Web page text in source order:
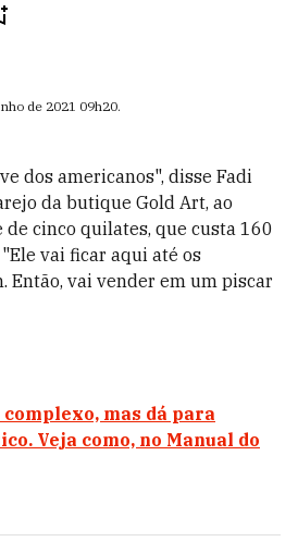
de 2021 09h20.
dos americanos", disse Fadi
da butique Gold Art, ao
cinco quilates, que custa 160
vai ficar aqui até os
Então, vai vender em um piscar
mas dá para
Veja como, no Manual do